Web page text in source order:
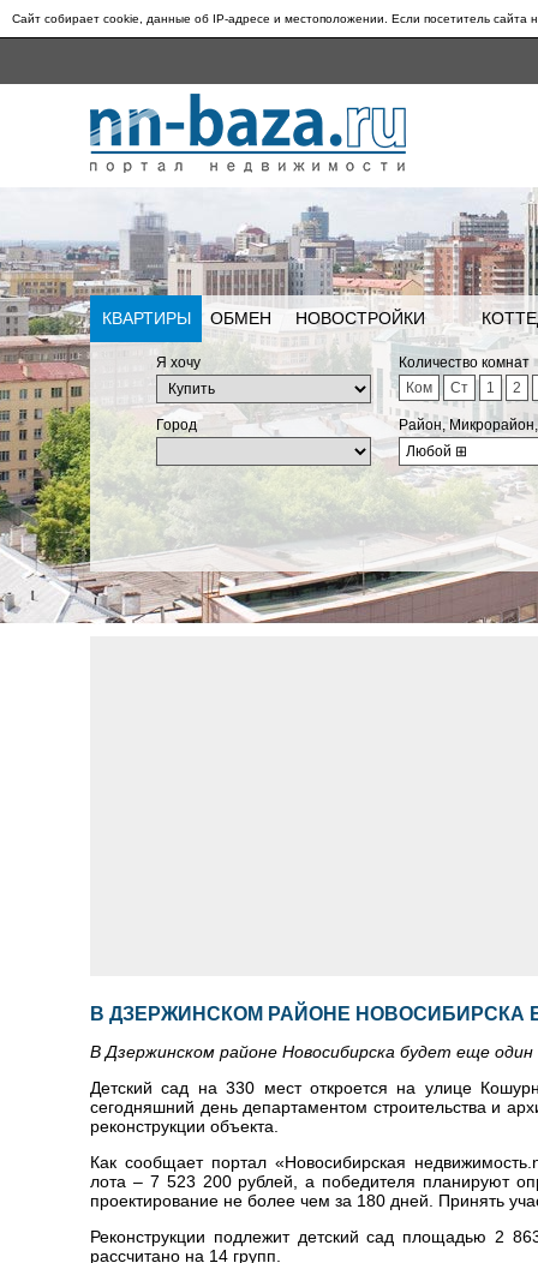
Сайт собирает cookie, данные об IP-адресе и местоположении. Если посетитель сайта
КВАРТИРЫ ОБМЕН НОВОСТРОЙКИ
Я хочу
Количество комнат
Ком
Ст 1 2
Город
Район,
Любой ⊞
В ДЗЕРЖИНСКОМ РАЙОНЕ НОВОСИБИРСКА
В Дзержинском районе Новосибирска будет еще
Детский сад на 330 мест откроется на улице
сегодняшний день департаментом строительства и
реконструкции объекта.
Как сообщает портал «Новосибирская
лота – 7 523 200 рублей, а победителя планируют
проектирование не более чем за 180 дней. Принять
Реконструкции подлежит детский сад площадью 2
рассчитано на 14 групп.